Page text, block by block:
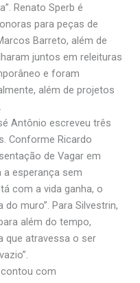
Renato Sperb é
para peças de
Barreto, além de
juntos em releituras
e foram
além de projetos
Antônio escreveu três
Conforme Ricardo
de Vagar em
a esperança sem
com a vida ganha, o
muro”. Para Silvestrin,
além do tempo,
que atravessa o ser
com